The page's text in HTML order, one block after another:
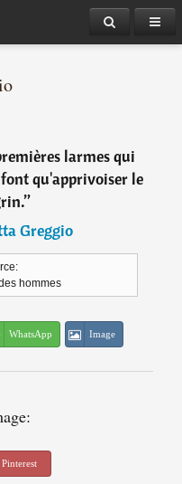
larmes qui
qu'apprivoiser le
”
Greggio
hommes
WhatsApp Image
Pinterest